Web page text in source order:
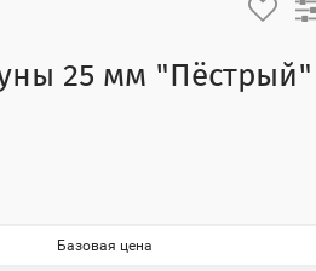
25 мм "Пёстрый"
Базовая цена